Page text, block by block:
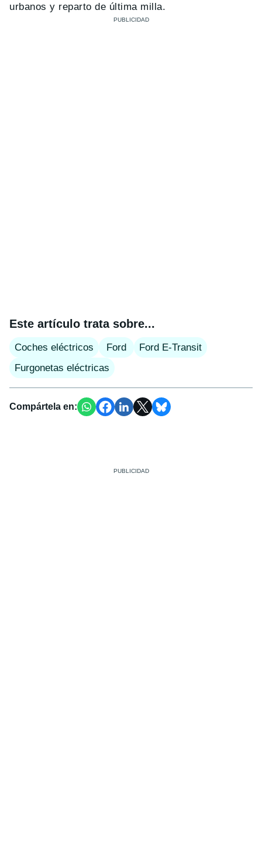
urbanos y reparto de última milla.
Este artículo trata sobre...
Coches eléctricos Ford
Ford E-Transit
Furgonetas eléctricas
Compártela en: